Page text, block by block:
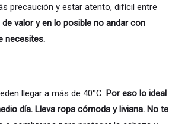
precaución y estar atento, difícil entre
valor y en lo posible no andar con
necesites.
llegar a más de 40°C. Por eso lo ideal
día. Lleva ropa cómoda y liviana. No te